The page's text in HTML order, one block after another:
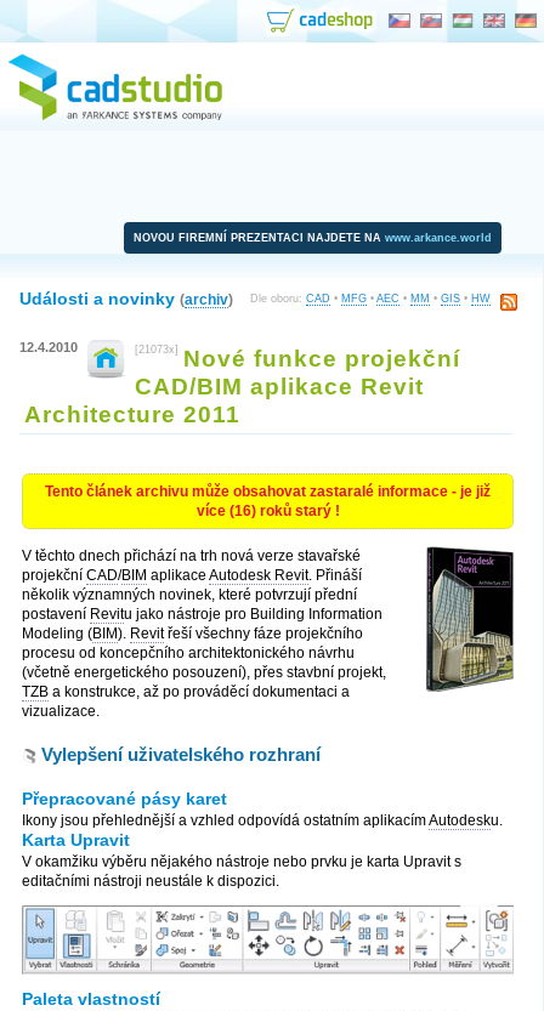
NOVOU FIREMNÍ PREZENTACI NAJDETE NA www.arkance.world
Dle oboru: CAD • MFG • AEC • MM • GIS • HW
Události a novinky (archiv)
12.4.2010 [21073x]
Nové funkce projekční
CAD/BIM aplikace Revit
Architecture 2011
Tento článek archivu může obsahovat zastaralé informace - je již
více (16) roků starý !
V těchto dnech přichází na trh nová verze stavařské
projekční CAD/BIM aplikace Autodesk Revit. Přináší
několik významných novinek, které potvrzují přední
postavení Revitu jako nástroje pro Building Information
Modeling (BIM). Revitřeší všechny fáze projekčního
procesu od koncepčního architektonického návrhu
(včetně energetického posouzení), přes stavbní projekt,
TZB a konstrukce, až po prováděcí dokumentaci a
vizualizace.
Vylepšení uživatelského rozhraní
Přepracované pásy karet
Ikony jsou přehlednější a vzhled odpovídá ostatním aplikacímAutodesku.
Karta Upravit
V okamžiku výběru nějakého nástroje nebo prvku je karta Upravit s
editačními nástroji neustále k dispozici.
Paleta vlastností